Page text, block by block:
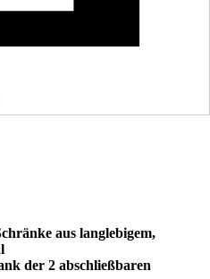
aus langlebigem,
der 2 abschließbaren